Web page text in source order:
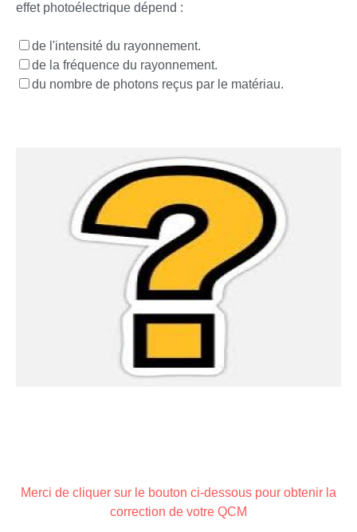
effet photoélectrique dépend :
de l'intensité du rayonnement.
de la fréquence du rayonnement.
du nombre de photons reçus par le matériau.
Merci de cliquer sur le bouton ci-dessous pour obtenir la
correction de votre QCM